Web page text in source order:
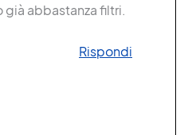
già abbastanza filtri.
Rispondi